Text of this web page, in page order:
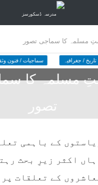
مسلمہ کا سماجی تصور
تاریخ / جغرافیہ سماجیات / فنون
مسلمہ کا
تصور
کے باہمی
ہاں اکثر زیرِ بحث
کے تعلقات